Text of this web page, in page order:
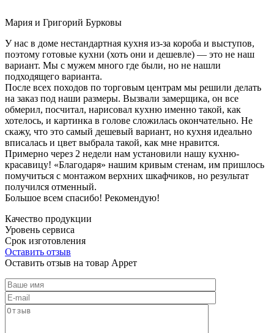
Мария и Григорий Бурковы
У нас в доме нестандартная кухня из-за короба и выступов,
поэтому готовые кухни (хоть они и дешевле) — это не наш
вариант. Мы с мужем много где были, но не нашли
подходящего варианта.
После всех походов по торговым центрам мы решили делать
на заказ под наши размеры. Вызвали замерщика, он все
обмерил, посчитал, нарисовал кухню именно такой, как
хотелось, и картинка в голове сложилась окончательно. Не
скажу, что это самый дешевый вариант, но кухня идеально
вписалась и цвет выбрала такой, как мне нравится.
Примерно через 2 недели нам установили нашу кухню-
красавицу! «Благодаря» нашим кривым стенам, им пришлось
помучиться с монтажом верхних шкафчиков, но результат
получился отменный.
Большое всем спасибо! Рекомендую!
Качество продукции
Уровень сервиса
Срок изготовления
Оставить отзыв
Оставить отзыв на товар Аррет